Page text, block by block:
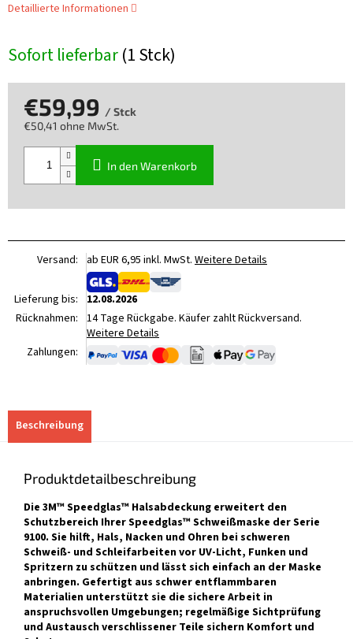
Sofort lieferbar(1 Stck)
Detaillierte Informationen
€59,99 / Stck
€50,41 ohne MwSt.
In den Warenkorb
Versand: ab EUR 6,95 inkl. MwSt. Weitere Details
Lieferung bis:
12.08.2026
Rücknahmen: 14 Tage Rückgabe. Käufer zahlt Rückversand.
Weitere Details
Zahlungen:
Beschreibung
Produktdetailbeschreibung
Die 3M™ Speedglas™ Halsabdeckung erweitert den
Schutzbereich Ihrer Speedglas™ Schweißmaske der Serie
9100. Sie hilft, Hals, Nacken und Ohren bei schweren
Schweiß- und Schleifarbeiten vor UV-Licht, Funken und
Spritzern zu schützen und lässt sich einfach an der Maske
anbringen. Gefertigt aus schwer entflammbaren
Materialien unterstützt sie die sichere Arbeit in
anspruchsvollen Umgebungen; regelmäßige Sichtprüfung
und Austausch verschlissener Teile sichern Komfort und